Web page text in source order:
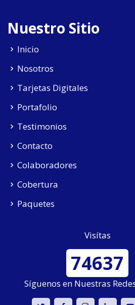
Nuestro Sitio
Inicio
Nosotros
Tarjetas Digitales
Portafolio
Testimonios
Contacto
Colaboradores
Cobertura
Paquetes
Visítas
74637
Síguenos en Nuestras